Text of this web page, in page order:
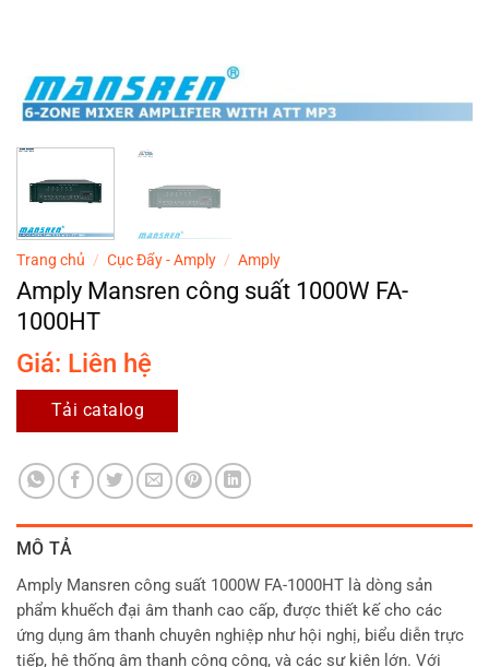
Trang chủ / Cục Đẩy - Amply / Amply
Amply Mansren công suất 1000W FA-
1000HT
Giá: Liên hệ
Tải catalog
MÔ TẢ
Amply Mansren công suất 1000W FA-1000HT là dòng sản
phẩm khuếch đại âm thanh cao cấp, được thiết kế cho các
ứng dụng âm thanh chuyên nghiệp như hội nghị, biểu diễn trực
tiếp, hệ thống âm thanh công cộng, và các sự kiện lớn. Với